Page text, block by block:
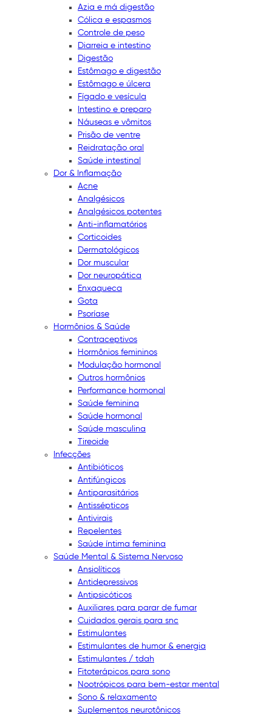
Azia e má digestão
Cólica e espasmos
Controle de peso
Diarreia e intestino
Digestão
Estômago e digestão
Estômago e úlcera
Fígado e vesícula
Intestino e preparo
Náuseas e vômitos
Prisão de ventre
Reidratação oral
Saúde intestinal
Dor & Inflamação
Acne
Analgésicos
Analgésicos potentes
Anti-inflamatórios
Corticoides
Dermatológicos
Dor muscular
Dor neuropática
Enxaqueca
Gota
Psoríase
Hormônios & Saúde
Contraceptivos
Hormônios femininos
Modulação hormonal
Outros hormônios
Performance hormonal
Saúde feminina
Saúde hormonal
Saúde masculina
Tireoide
Infecções
Antibióticos
Antifúngicos
Antiparasitários
Antissépticos
Antivirais
Repelentes
Saúde íntima feminina
Saúde Mental & Sistema Nervoso
Ansiolíticos
Antidepressivos
Antipsicóticos
Auxiliares para parar de fumar
Cuidados gerais para snc
Estimulantes
Estimulantes de humor & energia
Estimulantes / tdah
Fitoterápicos para sono
Nootrópicos para bem-estar mental
Sono & relaxamento
Suplementos neurotônicos